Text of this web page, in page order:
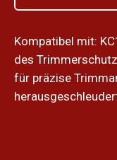
Kompatibel mit:
des
für präzise